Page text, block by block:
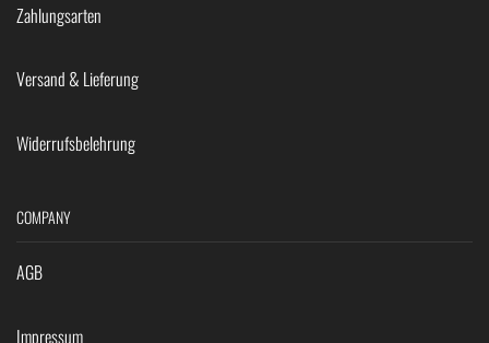
Zahlungsarten
Versand & Lieferung
Widerrufsbelehrung
COMPANY
AGB
Impressum